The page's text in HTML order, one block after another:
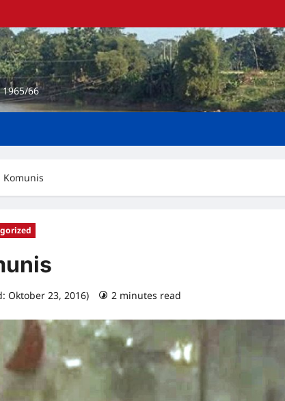
66
Komunis
Oktober 23, 2016) 2 minutes read